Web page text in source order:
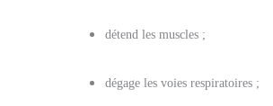
détend les muscles ;
dégage les voies respiratoires ;